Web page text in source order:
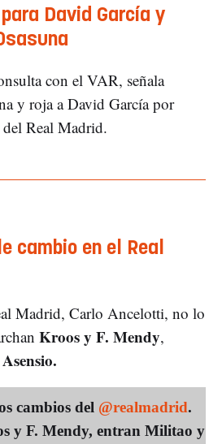
David García y
con el VAR, señala
y roja a David García por
Real Madrid.
cambio en el Real
Madrid, Carlo Ancelotti, no lo
Kroos y F. Mendy,
cambios del @realmadrid.
y F. Mendy, entran Militao y